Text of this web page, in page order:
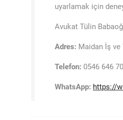
uyarlamak için
Avukat Tülin
Adres: Maidan İş ve
Telefon: 0546 646
WhatsApp: https://